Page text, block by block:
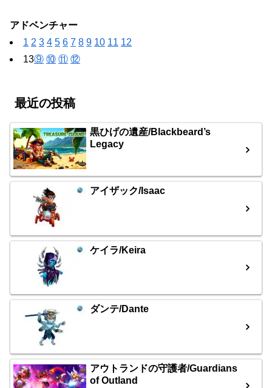
アドベンチャー
1 2 3 4 5 6 7 8 9 10 11 12
13⑨ ⑩ ⑪ ⑫
最近の投稿
黒ひげの遺産/Blackbeard’s
Legacy
アイザック/Isaac
ケイラ/Keira
ダンテ/Dante
アウトランドの守護者/Guardians
of Outland